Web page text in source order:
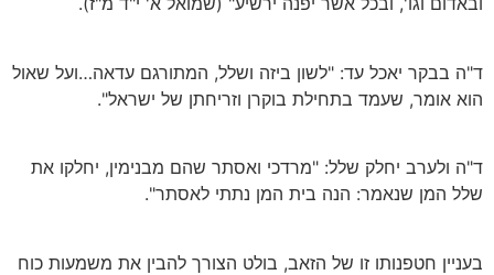
ד"ה בבקר יאכל עד: "לשון ביזה ושלל, המתורגם עדאה…ועל שאול
הוא אומר, שעמד בתחילת בוקרן וזריחתן של ישראל".
ד"ה ולערב יחלק שלל: "מרדכי ואסתר שהם מבנימין, יחלקו את
שלל המן שנאמר: הנה בית המן נתתי לאסתר".
בעניין חטפנותו זו של הזאב, בולט הצורך להבין את משמעות כוח